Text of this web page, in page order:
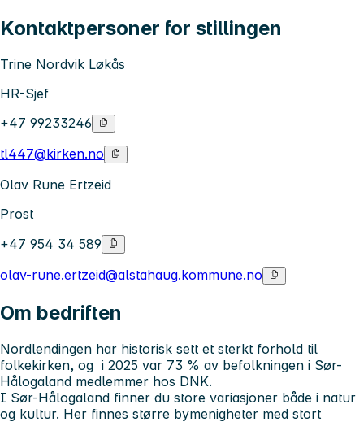
Kontaktpersoner for stillingen
Trine Nordvik Løkås
HR-Sjef
+47 99233246
tl447@kirken.no
Olav Rune Ertzeid
Prost
+47 954 34 589
olav-rune.ertzeid@alstahaug.kommune.no
Om bedriften
Nordlendingen har historisk sett et sterkt forhold til
folkekirken, og i 2025 var 73 % av befolkningen i Sør-
Hålogaland medlemmer hos DNK.
I Sør-Hålogaland finner du store variasjoner både i natur
og kultur. Her finnes større bymenigheter med stort